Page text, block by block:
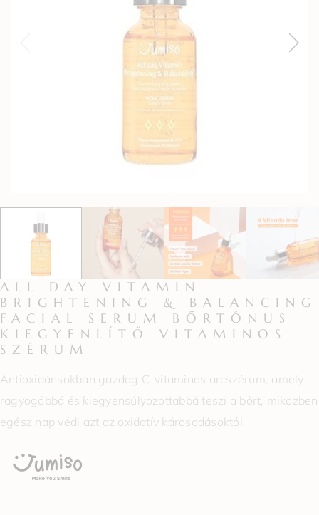
ALL DAY VITAMIN
BRIGHTENING & BALANCING
FACIAL SERUM BŐRTÓNUS
KIEGYENLÍTŐ VITAMINOS
SZÉRUM
Antioxidánsokban gazdag C-vitaminos arcszérum, amely
ragyogóbbá és kiegyensúlyozottabbá teszi a bőrt, miközben
egész nap védi azt az oxidatív károsodásoktól.